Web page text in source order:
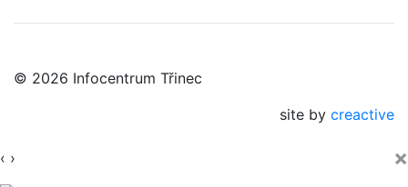
© 2026 Infocentrum Třinec
site by creactive
‹ › ×